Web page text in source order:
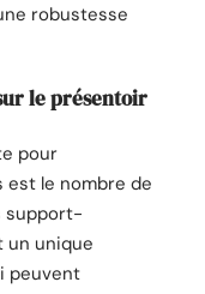
robustesse
le présentoir
pour
le nombre de
support-
un unique
peuvent